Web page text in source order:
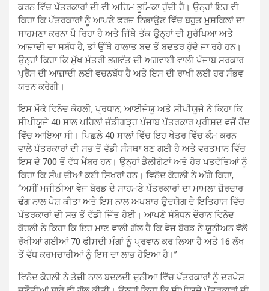
ਕਰਨ ਵਿੱਚ ਪੱਤਰਕਾਰਾਂ ਦੀ ਵੀ ਅਹਿਮ ਭੂਮਿਕਾ ਹੁੰਦੀ ਹੈ। ਉਨ੍ਹਾਂ ਇਹ ਵੀ
ਕਿਹਾ ਕਿ ਪੱਤਰਕਾਰਾਂ ਨੂੰ ਆਪਣੇ ਫਰਜ਼ ਨਿਭਾਉਣ ਵਿੱਚ ਬਹੁਤ ਮੁਸ਼ਕਿਲਾਂ ਦਾ
ਸਾਹਮਣਾ ਕਰਨਾ ਪੈ ਰਿਹਾ ਹੈ ਅਤੇ ਜਿੱਥੇ ਤੱਕ ਉਨ੍ਹਾਂ ਦੀ ਸੁਰੱਖਿਆ ਅਤੇ
ਆਜ਼ਾਦੀ ਦਾ ਸਬੰਧ ਹੈ, ਤਾਂ ਉੱਥੇ ਹਾਲਾਤ ਬਦ ਤੋਂ ਬਦਤਰ ਹੁੰਦੇ ਜਾ ਰਹੇ ਹਨ।
ਉਨ੍ਹਾਂ ਕਿਹਾ ਕਿ ਮੁੱਖ ਮੰਤਰੀ ਭਗਵੰਤ ਦੀ ਅਗਵਾਈ ਵਾਲੀ ਪੰਜਾਬ ਸਰਕਾਰ
ਪ੍ਰੈੱਸ ਦੀ ਆਜ਼ਾਦੀ ਲਈ ਵਚਨਬੱਧ ਹੈ ਅਤੇ ਇਸ ਦੀ ਰਾਖੀ ਲਈ ਹਰ ਸੰਭਵ
ਯਤਨ ਕਰੇਗੀ।
ਇਸ ਮੌਕੇ ਵਿਨੋਦ ਕੋਹਲੀ, ਪ੍ਰਧਾਨ, ਆਈਜੇਯੂ ਅਤੇ ਸੀਪੀਯੂਜੇ ਨੇ ਕਿਹਾ ਕਿ
ਸੀਪੀਯੂਜੇ 40 ਸਾਲ ਪਹਿਲਾਂ ਚੰਡੀਗੜ੍ਹ ਪੰਜਾਬ ਪੱਤਰਕਾਰ ਪ੍ਰੀਸ਼ਦ ਵਜੋਂ ਹੋਂਦ
ਵਿੱਚ ਆਇਆ ਸੀ। ਪਿਛਲੇ 40 ਸਾਲਾਂ ਵਿੱਚ ਇਹ ਖੇਤਰ ਵਿੱਚ ਕੰਮ ਕਰਨ
ਵਾਲੇ ਪੱਤਰਕਾਰਾਂ ਦੀ ਸਭ ਤੋਂ ਵੱਡੀ ਸੰਸਥਾ ਬਣ ਗਈ ਹੈ ਅਤੇ ਵਰਤਮਾਨ ਵਿੱਚ
ਇਸ ਦੇ 700 ਤੋਂ ਵੱਧ ਮੈਂਬਰ ਹਨ। ਉਨ੍ਹਾਂ ਡੈਲੀਗੇਟਾਂ ਅਤੇ ਹੋਰ ਪਤਵੰਤਿਆਂ ਨੂੰ
ਕਿਹਾ ਕਿ ਸੰਘ ਦੀਆਂ ਕਈ ਸਿਖਰਾਂ ਹਨ। ਵਿਨੋਦ ਕੋਹਲੀ ਨੇ ਅੱਗੇ ਕਿਹਾ,
‘‘ਅਸੀਂ ਮਜੀਠੀਆ ਵੇਜ ਬੋਰਡ ਦੇ ਸਾਹਮਣੇ ਪੱਤਰਕਾਰਾਂ ਦਾ ਮਾਮਲਾ ਜ਼ੋਰਦਾਰ
ਢੰਗ ਨਾਲ ਪੇਸ਼ ਕੀਤਾ ਅਤੇ ਇਸ ਨਾਲ ਅਖਬਾਰ ਉਦਯੋਗ ਦੇ ਇਤਿਹਾਸ ਵਿੱਚ
ਪੱਤਰਕਾਰਾਂ ਦੀ ਸਭ ਤੋਂ ਵੱਡੀ ਜਿੱਤ ਹੋਈ। ਆਪਣੇ ਸੰਬੋਧਨ ਦੌਰਾਨ ਵਿਨੋਦ
ਕੋਹਲੀ ਨੇ ਕਿਹਾ ਕਿ ਇਹ ਮਾਣ ਵਾਲੀ ਗੱਲ ਹੈ ਕਿ ਵੇਜ ਬੋਰਡ ਨੇ ਯੂਨੀਅਨ ਵੱਲੋਂ
ਰੱਖੀਆਂ ਗਈਆਂ 70 ਫੀਸਦੀ ਮੰਗਾਂ ਨੂੰ ਪ੍ਰਵਾਨ ਕਰ ਲਿਆ ਹੈ ਅਤੇ 16 ਲੱਖ
ਤੋਂ ਵੱਧ ਕਰਮਚਾਰੀਆਂ ਨੂੰ ਇਸ ਦਾ ਲਾਭ ਹੋਇਆ ਹੈ।’’
ਵਿਨੋਦ ਕੋਹਲੀ ਨੇ ਤੇਜ਼ੀ ਨਾਲ ਬਦਲਦੀ ਦੁਨੀਆ ਵਿੱਚ ਪੱਤਰਕਾਰਾਂ ਨੂੰ ਦਰਪੇਸ਼